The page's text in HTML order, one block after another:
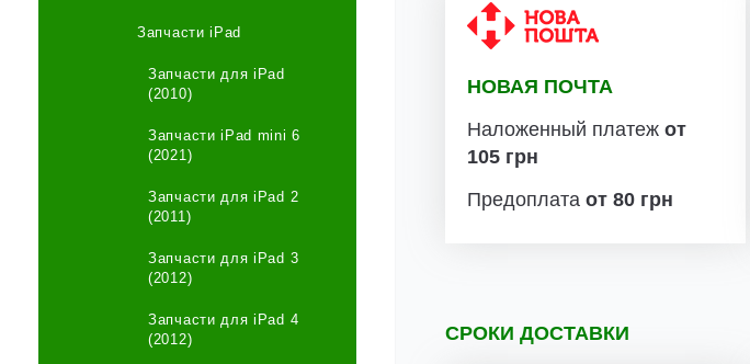
Запчасти iPad
Запчасти для iPad
(2010)
Запчасти iPad mini 6
(2021)
Запчасти для iPad 2
(2011)
Запчасти для iPad 3
(2012)
Запчасти для iPad 4
(2012)
НОВАЯ ПОЧТА
Наложенный платеж от
105 грн
Предоплата от 80 грн
СРОКИ ДОСТАВКИ